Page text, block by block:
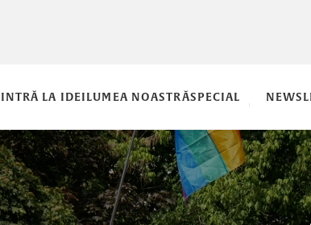
INTRĂ LA IDEILUMEA NOASTRĂSPECIAL